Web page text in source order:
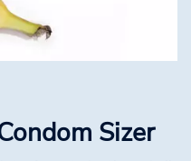
Sizer